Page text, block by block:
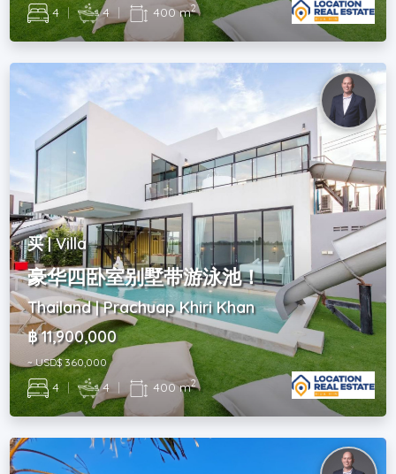
4 | 4 | 400 m2
买 | Villa
豪华四卧室别墅带游泳池！
Thailand | Prachuap Khiri Khan
฿ 11,900,000
~ USD$ 360,000
4 | 4 | 400 m2